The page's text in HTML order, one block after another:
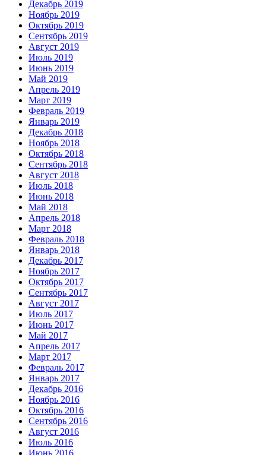
Декабрь 2019
Ноябрь 2019
Октябрь 2019
Сентябрь 2019
Август 2019
Июль 2019
Июнь 2019
Май 2019
Апрель 2019
Март 2019
Февраль 2019
Январь 2019
Декабрь 2018
Ноябрь 2018
Октябрь 2018
Сентябрь 2018
Август 2018
Июль 2018
Июнь 2018
Май 2018
Апрель 2018
Март 2018
Февраль 2018
Январь 2018
Декабрь 2017
Ноябрь 2017
Октябрь 2017
Сентябрь 2017
Август 2017
Июль 2017
Июнь 2017
Май 2017
Апрель 2017
Март 2017
Февраль 2017
Январь 2017
Декабрь 2016
Ноябрь 2016
Октябрь 2016
Сентябрь 2016
Август 2016
Июль 2016
Июнь 2016